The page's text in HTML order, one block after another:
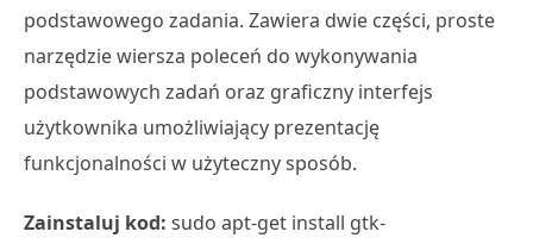
podstawowego zadania. Zawiera dwie części, proste
narzędzie wiersza poleceń do wykonywania
podstawowych zadań oraz graficzny interfejs
użytkownika umożliwiający prezentację
funkcjonalności w użyteczny sposób.
Zainstaluj kod: sudo apt-get install gtk-